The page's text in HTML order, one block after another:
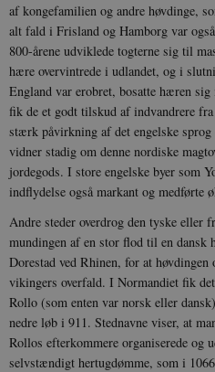
af kongefamilien og andre høvdinge,
alt fald i Frisland og Hamborg var
800-årene udviklede togterne sig til
hære overvintrede i udlandet, og i
England var erobret, bosatte hæren
fik de et godt tilskud af indvandrere
stærk påvirkning af det engelske
vidner stadig om denne nordiske
jordegods. I store engelske byer som
indflydelse også markant og medførte
Andre steder overdrog den tyske eller
mundingen af en stor flod til en dansk
Dorestad ved Rhinen, for at
vikingers overfald. I Normandiet fik
Rollo (som enten var norsk eller
nedre løb i 911. Stednavne viser, at
Rollos efterkommere organiserede og
selvstændigt hertugdømme, som i